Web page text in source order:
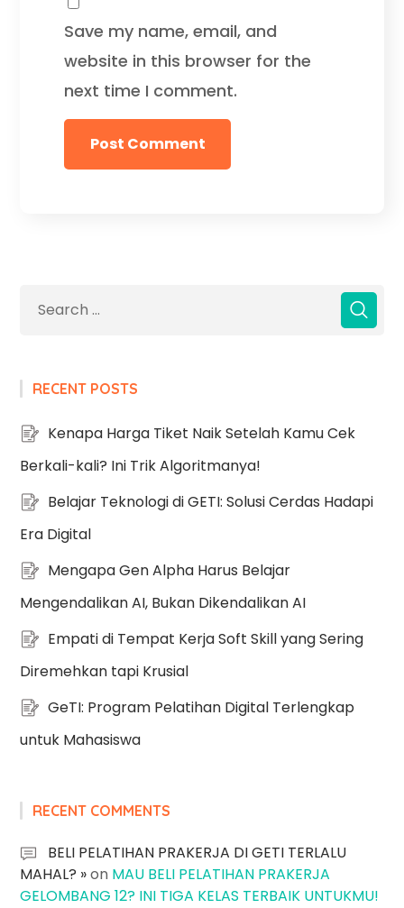
Save my name, email, and
website in this browser for the
next time I comment.
RECENT POSTS
Kenapa Harga Tiket Naik Setelah Kamu Cek
Berkali-kali? Ini Trik Algoritmanya!
Belajar Teknologi di GETI: Solusi Cerdas Hadapi
Era Digital
Mengapa Gen Alpha Harus Belajar
Mengendalikan AI, Bukan Dikendalikan AI
Empati di Tempat Kerja Soft Skill yang Sering
Diremehkan tapi Krusial
GeTI: Program Pelatihan Digital Terlengkap
untuk Mahasiswa
RECENT COMMENTS
BELI PELATIHAN PRAKERJA DI GETI TERLALU
MAHAL? »on MAU BELI PELATIHAN PRAKERJA
GELOMBANG 12? INI TIGA KELAS TERBAIK UNTUKMU!